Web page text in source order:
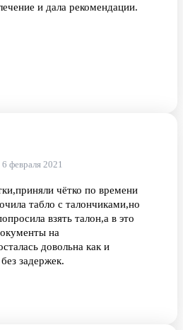
и дала рекомендации.
6 февраля 2021
чётко по времени
табло с талончиками,но
взять талон,а в это
на
довольна как и
задержек.